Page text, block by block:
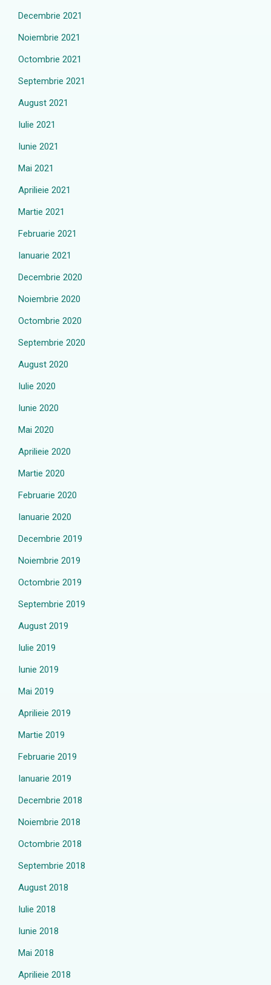
Decembrie 2021
Noiembrie 2021
Octombrie 2021
Septembrie 2021
August 2021
Iulie 2021
Iunie 2021
Mai 2021
Aprilieie 2021
Martie 2021
Februarie 2021
Ianuarie 2021
Decembrie 2020
Noiembrie 2020
Octombrie 2020
Septembrie 2020
August 2020
Iulie 2020
Iunie 2020
Mai 2020
Aprilieie 2020
Martie 2020
Februarie 2020
Ianuarie 2020
Decembrie 2019
Noiembrie 2019
Octombrie 2019
Septembrie 2019
August 2019
Iulie 2019
Iunie 2019
Mai 2019
Aprilieie 2019
Martie 2019
Februarie 2019
Ianuarie 2019
Decembrie 2018
Noiembrie 2018
Octombrie 2018
Septembrie 2018
August 2018
Iulie 2018
Iunie 2018
Mai 2018
Aprilieie 2018